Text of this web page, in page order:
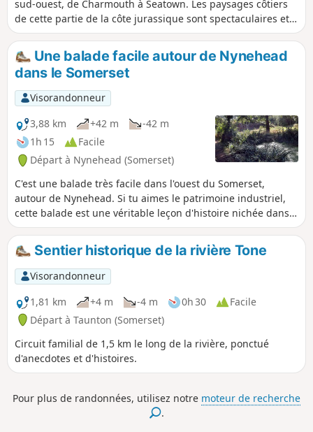
sud-ouest, de Charmouth à Seatown. Les paysages côtiers
de cette partie de la côte jurassique sont spectaculaires et
la balade passe par le point le plus haut de la côte du
Dorset, à Golden Cap.
Une balade facile autour de Nynehead
dans le Somerset
Visorandonneur
3,88 km
+42 m
-42 m
1h 15
Facile
Départ à Nynehead (Somerset)
C'est une balade très facile dans l'ouest du Somerset,
autour de Nynehead. Si tu aimes le patrimoine industriel,
cette balade est une véritable leçon d'histoire nichée dans
le paysage qui entoure le village. Ajoute à ça de superbes
vues et un itinéraire assez plat, et tu obtiens une petite
randonnée presque parfaite, avec plein de choses
intéressantes à voir en chemin.
Sentier historique de la rivière Tone
Visorandonneur
1,81 km
+4 m -4 m 0h 30
Facile
Départ à Taunton (Somerset)
Circuit familial de 1,5 km le long de la rivière, ponctué
d'anecdotes et d'histoires.
Pour plus de randonnées, utilisez notre moteur de recherche
.